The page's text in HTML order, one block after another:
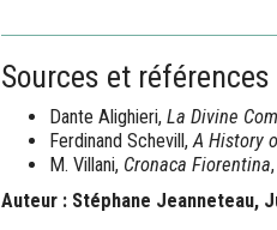
Sources et références
Dante Alighieri, La Divine
Ferdinand Schevill,A History
M. Villani, Cronaca Fiorentina
Auteur : Stéphane Jeanneteau,